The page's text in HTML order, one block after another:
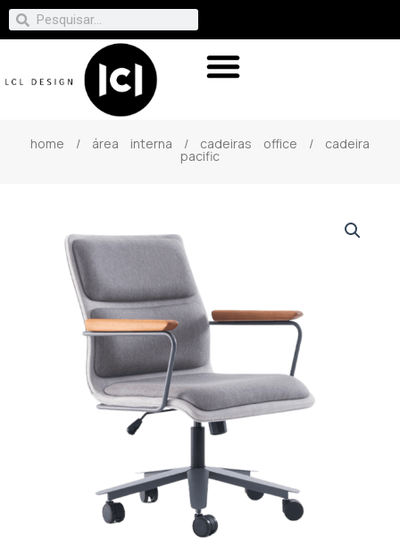
home / área interna / cadeiras office / cadeira
pacific